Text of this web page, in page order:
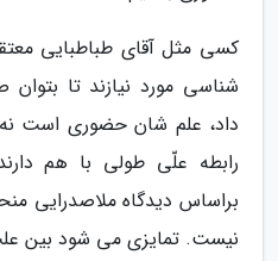
کسی مثل آقای طباطبایی
شناسی مورد نیازند تا
داد، علم شان حضوری است
رابطه علّی طولی با هم
براساس دیدگاه ملاصدرایی
نیست. تمایزی می شود بین